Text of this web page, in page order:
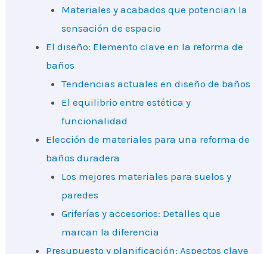
Materiales y acabados que potencian la
sensación de espacio
El diseño: Elemento clave en la reforma de
baños
Tendencias actuales en diseño de baños
El equilibrio entre estética y
funcionalidad
Elección de materiales para una reforma de
baños duradera
Los mejores materiales para suelos y
paredes
Griferías y accesorios: Detalles que
marcan la diferencia
Presupuesto y planificación: Aspectos clave